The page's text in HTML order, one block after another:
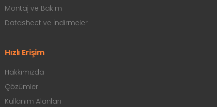
Montaj ve Bakım
Datasheet ve İndirmeler
Hızlı Erişim
Hakkımızda
Çözümler
Kullanım Alanları